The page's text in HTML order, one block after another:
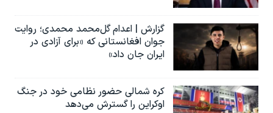
گزارش | اعدام گل‌محمد محمدی؛ روایت
جوان افغانستانی که «برای آزادی در
ایران جان داد»
کره شمالی حضور نظامی خود در جنگ
اوکراین را گسترش می‌دهد